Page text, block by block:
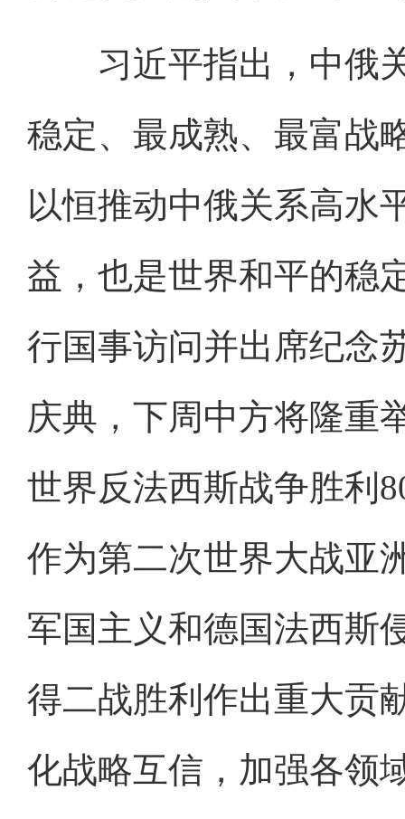
习近平指出，中俄关
稳定、最成熟、最富战
以恒推动中俄关系高水
益，也是世界和平的稳
行国事访问并出席纪念
庆典，下周中方将隆重
世界反法西斯战争胜利
作为第二次世界大战亚
军国主义和德国法西斯
得二战胜利作出重大贡
化战略互信，加强各领